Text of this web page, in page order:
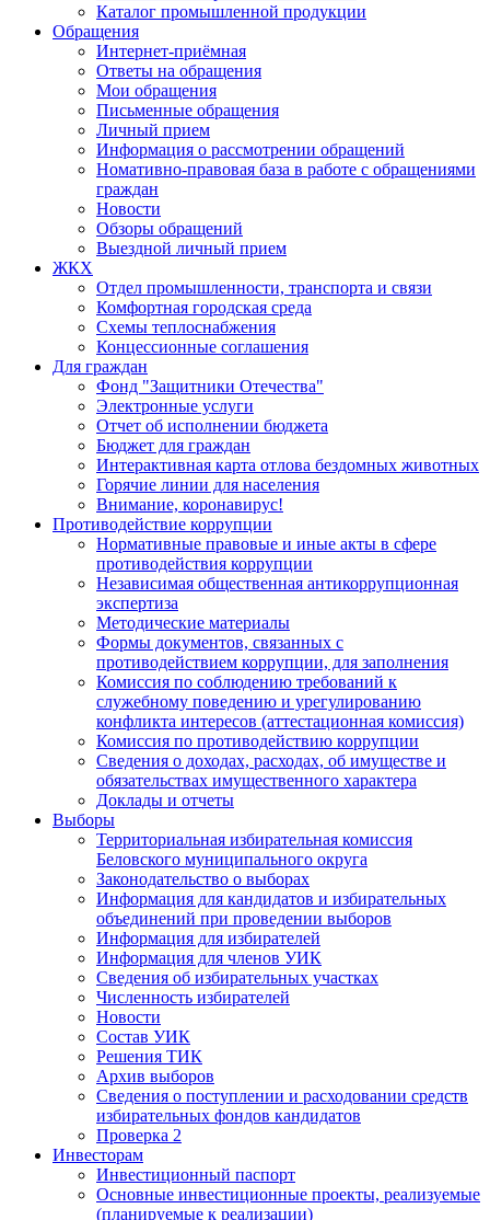
Каталог промышленной продукции
Обращения
Интернет-приёмная
Ответы на обращения
Мои обращения
Письменные обращения
Личный прием
Информация о рассмотрении обращений
Номативно-правовая база в работе с обращениями
граждан
Новости
Обзоры обращений
Выездной личный прием
ЖКХ
Отдел промышленности, транспорта и связи
Комфортная городская среда
Схемы теплоснабжения
Концессионные соглашения
Для граждан
Фонд "Защитники Отечества"
Электронные услуги
Отчет об исполнении бюджета
Бюджет для граждан
Интерактивная карта отлова бездомных животных
Горячие линии для населения
Внимание, коронавирус!
Противодействие коррупции
Нормативные правовые и иные акты в сфере
противодействия коррупции
Независимая общественная антикоррупционная
экспертиза
Методические материалы
Формы документов, связанных с
противодействием коррупции, для заполнения
Комиссия по соблюдению требований к
служебному поведению и урегулированию
конфликта интересов (аттестационная комиссия)
Комиссия по противодействию коррупции
Сведения о доходах, расходах, об имуществе и
обязательствах имущественного характера
Доклады и отчеты
Выборы
Территориальная избирательная комиссия
Беловского муниципального округа
Законодательство о выборах
Информация для кандидатов и избирательных
объединений при проведении выборов
Информация для избирателей
Информация для членов УИК
Сведения об избирательных участках
Численность избирателей
Новости
Состав УИК
Решения ТИК
Архив выборов
Сведения о поступлении и расходовании средств
избирательных фондов кандидатов
Проверка 2
Инвесторам
Инвестиционный паспорт
Основные инвестиционные проекты, реализуемые
(планируемые к реализации)